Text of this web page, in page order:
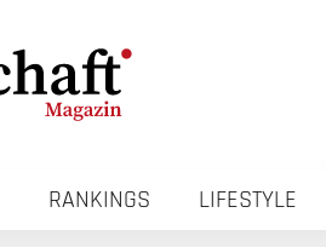
RANKINGS LIFESTYLE